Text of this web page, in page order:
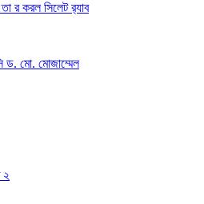
র করল সিলেট র‌্যাব
ড. মো. মোজাম্মেল
২